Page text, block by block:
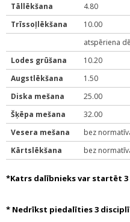
Tāllēkšana
4.80
Trīssoļlēkšana
10.00
atspēriena
Lodes grūšana
10.20
Augstlēkšana
1.50
Diska mešana
25.00
Šķēpa mešana
32.00
Vesera mešana
bez
Kārtslēkšana
bez
*Katrs dalībnieks var startēt
* Nedrīkst piedalīties 3